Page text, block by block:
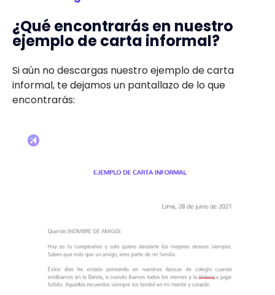
¿Qué encontrarás en nuestro
ejemplo de carta informal?
Si aún no descargas nuestro ejemplo de carta
informal, te dejamos un pantallazo de lo que
encontrarás: